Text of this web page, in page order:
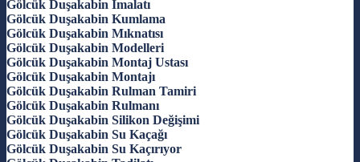
Gölcük Duşakabin İmalatı
Gölcük Duşakabin Kumlama
Gölcük Duşakabin Mıknatısı
Gölcük Duşakabin Modelleri
Gölcük Duşakabin Montaj Ustası
Gölcük Duşakabin Montajı
Gölcük Duşakabin Rulman Tamiri
Gölcük Duşakabin Rulmanı
Gölcük Duşakabin Silikon Değişimi
Gölcük Duşakabin Su Kaçağı
Gölcük Duşakabin Su Kaçırıyor